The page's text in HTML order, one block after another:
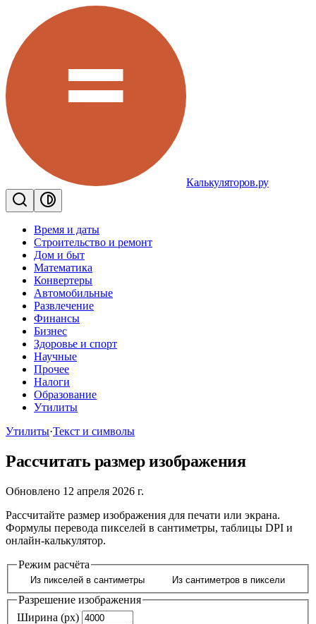
Калькуляторов.ру
Время и даты
Строительство и ремонт
Дом и быт
Математика
Конвертеры
Автомобильные
Развлечение
Финансы
Бизнес
Здоровье и спорт
Научные
Прочее
Налоги
Образование
Утилиты
Утилиты·Текст и символы
Рассчитать размер изображения
Обновлено 12 апреля 2026 г.
Рассчитайте размер изображения для печати или экрана.
Формулы перевода пикселей в сантиметры, таблицы DPI и
онлайн-калькулятор.
Режим расчёта
Из пикселей в сантиметры Из сантиметров в пиксели
Разрешение изображения
Ширина (px)